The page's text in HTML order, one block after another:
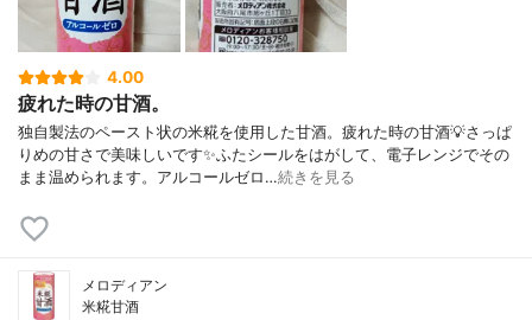
4.00
疲れた時の甘酒。
独自製法のペースト状の米糀を使用した甘酒。疲れた時の甘酒💡さっぱ
りめの甘さで美味しいです✨ふたシールをはがして、電子レンジでその
まま温められます。アルコールゼロ…続きを見る
メロディアン
米糀甘酒